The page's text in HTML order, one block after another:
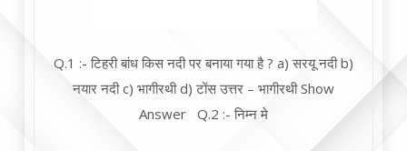
Q.1 :- टिहरी बांध किस नदी पर बनाया गया है ? a) सरयू नदी b)
नयार नदी c) भागीरथी d) टोंस उत्तर – भागीरथी Show
Answer Q.2 :- निम्न मे